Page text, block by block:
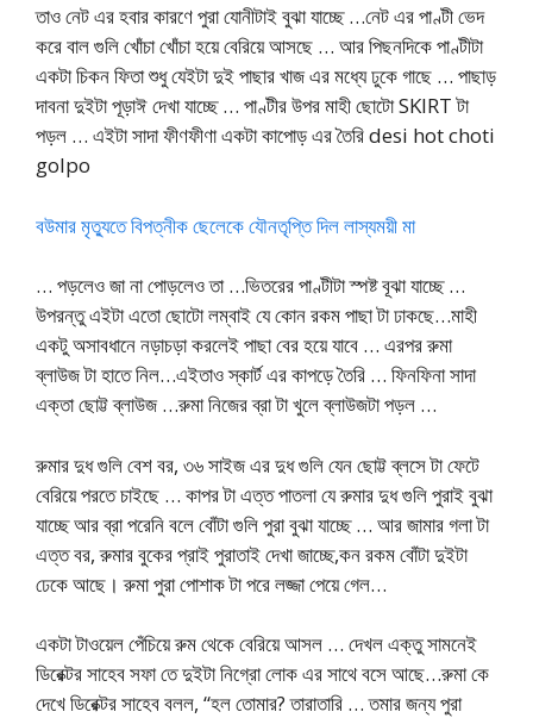
তাও নেট এর হবার কারণে পুরা যোনীটাই বুঝা যাচ্ছে …নেট এর পাণ্টী ভেদ
করে বাল গুলি খোঁচা খোঁচা হয়ে বেরিয়ে আসছে … আর পিছনদিকে পাণ্টীটা
একটা চিকন ফিতা শুধু যেইটা দুই পাছার খাজ এর মধ্যে ঢুকে গাছে … পাছাড়
দাবনা দুইটা পূড়াঈ দেখা যাচ্ছে … পাণ্টীর উপর মাহী ছোটো SKIRT টা
পড়ল … এইটা সাদা ফীণফীণা একটা কাপোড় এর তৈরি desi hot choti
golpo
বউমার মৃত্যুতে বিপত্নীক ছেলেকে যৌনতৃপ্তি দিল লাস্যময়ী মা
… পড়লেও জা না পোড়লেও তা …ভিতরের পাণ্টীটা স্পষ্ট বূঝা যাচ্ছে …
উপরন্তু এইটা এতো ছোটো লম্বাই যে কোন রকম পাছা টা ঢাকছে…মাহী
একটু অসাবধানে নড়াচড়া করলেই পাছা বের হয়ে যাবে … এরপর রুমা
ব্লাউজ টা হাতে নিল…এইতাও স্কার্ট এর কাপড়ে তৈরি … ফিনফিনা সাদা
এক্তা ছোট্ট ব্লাউজ …রুমা নিজের ব্রা টা খুলে ব্লাউজটা পড়ল …
রুমার দুধ গুলি বেশ বর, ৩৬ সাইজ এর দুধ গুলি যেন ছোট্ট ব্লসে টা ফেটে
বেরিয়ে পরতে চাইছে … কাপর টা এত্ত পাতলা যে রুমার দুধ গুলি পুরাই বুঝা
যাচ্ছে আর ব্রা পরেনি বলে বোঁটা গুলি পুরা বুঝা যাচ্ছে … আর জামার গলা টা
এত্ত বর, রুমার বুকের প্রাই পুরাতাই দেখা জাচ্ছে,কন রকম বোঁটা দুইটা
ঢেকে আছে। রুমা পুরা পোশাক টা পরে লজ্জা পেয়ে গেল…
একটা টাওয়েল পেঁচিয়ে রুম থেকে বেরিয়ে আসল … দেখল এক্তু সামনেই
ডিরেক্টর সাহেব সফা তে দুইটা নিগ্রো লোক এর সাথে বসে আছে…রুমা কে
দেখে ডিরেক্টর সাহেব বলল, “হল তোমার? তারাতারি … তমার জন্য পুরা